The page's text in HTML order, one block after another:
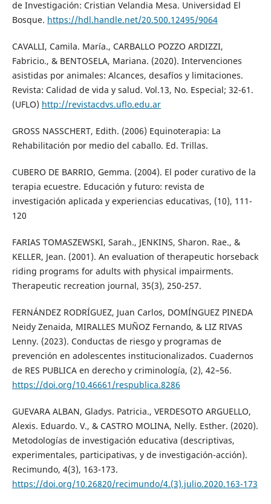
de Investigación: Cristian Velandia Mesa. Universidad El
Bosque. https://hdl.handle.net/20.500.12495/9064
CAVALLI, Camila. María., CARBALLO POZZO ARDIZZI,
Fabricio., & BENTOSELA, Mariana. (2020). Intervenciones
asistidas por animales: Alcances, desafíos y limitaciones.
Revista: Calidad de vida y salud. Vol.13, No. Especial; 32-61.
(UFLO) http://revistacdvs.uflo.edu.ar
GROSS NASSCHERT, Edith. (2006) Equinoterapia: La
Rehabilitación por medio del caballo. Ed. Trillas.
CUBERO DE BARRIO, Gemma. (2004). El poder curativo de la
terapia ecuestre. Educación y futuro: revista de
investigación aplicada y experiencias educativas, (10), 111-
120
FARIAS TOMASZEWSKI, Sarah., JENKINS, Sharon. Rae., &
KELLER, Jean. (2001). An evaluation of therapeutic horseback
riding programs for adults with physical impairments.
Therapeutic recreation journal, 35(3), 250-257.
FERNÁNDEZ RODRÍGUEZ, Juan Carlos, DOMÍNGUEZ PINEDA
Neidy Zenaida, MIRALLES MUÑOZ Fernando, & LIZ RIVAS
Lenny. (2023). Conductas de riesgo y programas de
prevención en adolescentes institucionalizados. Cuadernos
de RES PUBLICA en derecho y criminología, (2), 42–56.
https://doi.org/10.46661/respublica.8286
GUEVARA ALBAN, Gladys. Patricia., VERDESOTO ARGUELLO,
Alexis. Eduardo. V., & CASTRO MOLINA, Nelly. Esther. (2020).
Metodologías de investigación educativa (descriptivas,
experimentales, participativas, y de investigación-acción).
Recimundo, 4(3), 163-173.
https://doi.org/10.26820/recimundo/4.(3).julio.2020.163-173